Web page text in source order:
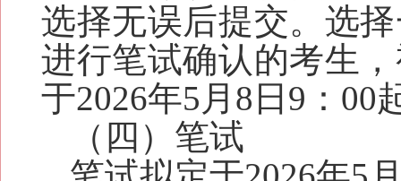
选择无误后提交。选
进行笔试确认的考生
于2026年5 月 8 日9：00
（四） 笔试